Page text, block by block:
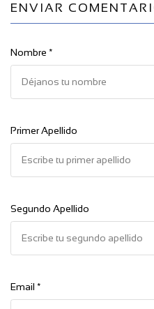
ENVIAR
Nombre *
Primer Apellido
Segundo Apellido
Email *